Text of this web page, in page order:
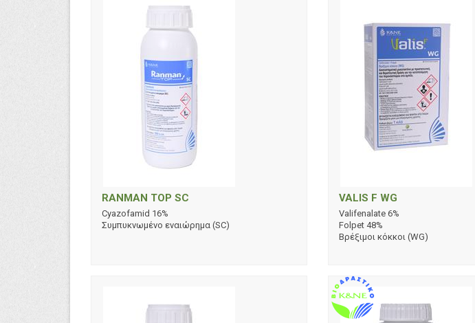
RANMAN TOP SC
Cyazofamid 16%
Συμπυκνωμένο εναιώρημα (SC)
VALIS F WG
Valifenalate 6%
Folpet 48%
Βρέξιμοι κόκκοι (WG)